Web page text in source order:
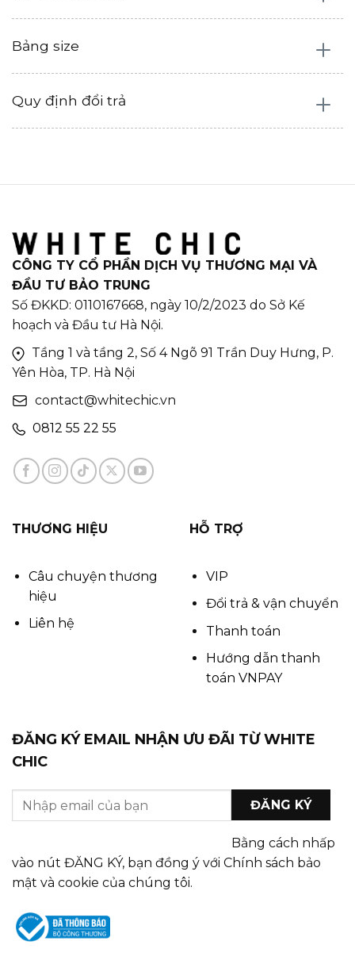
Bảng size
Quy định đổi trả
CÔNG TY CỔ PHẦN DỊCH VỤ THƯƠNG MẠI VÀ
ĐẦU TƯ BẢO TRUNG
Số ĐKKD: 0110167668, ngày 10/2/2023 do Sở Kế
hoạch và Đầu tư Hà Nội.
Tầng 1 và tầng 2, Số 4 Ngõ 91 Trần Duy Hưng, P.
Yên Hòa, TP. Hà Nội
contact@whitechic.vn
0812 55 22 55
THƯƠNG HIỆU
Câu chuyện thương
hiệu
Liên hệ
HỖ TRỢ
VIP
Đổi trả & vận chuyển
Thanh toán
Hướng dẫn thanh
toán VNPAY
ĐĂNG KÝ EMAIL NHẬN ƯU ĐÃI TỪ WHITE
CHIC
Bằng cách nhấp
vào nút ĐĂNG KÝ, bạn đồng ý với Chính sách bảo
mật và cookie của chúng tôi.